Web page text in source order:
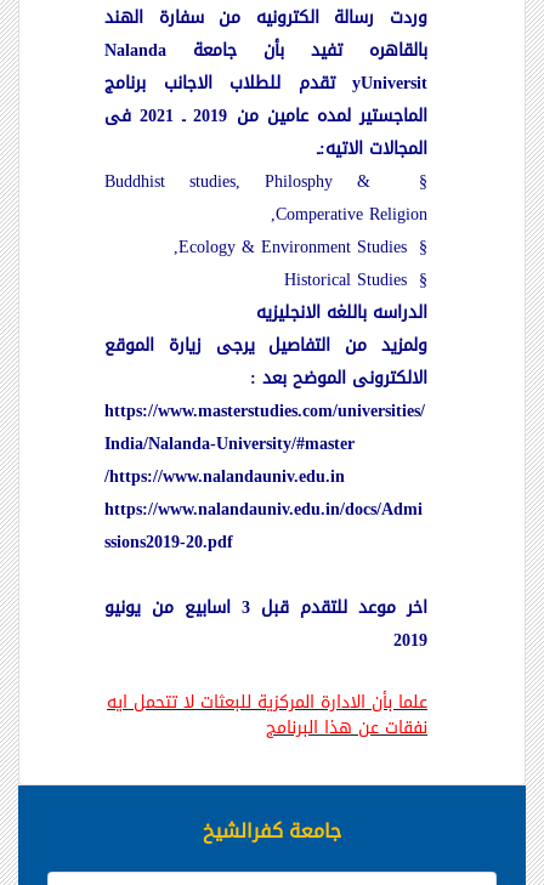
وردت رسالة الكترونيه من سفارة الهند
بالقاهره تفيد بأن جامعة Nalanda
Universit
y تقدم للطلاب الاجانب برنامج
الماجستير لمده عامين من 2019 ـ 2021 فى
المجالات الاتيه:ـ
§
Buddhist studies, Philosphy &
Comperative Religion,
§
Ecology & Environment Studies,
§
Historical Studies
الدراسه باللغه الانجليزيه
ولمزيد من التفاصيل يرجى زيارة الموقع
الالكترونى الموضح بعد :
https://www.masterstudies.com/universities/
India/Nalanda-University/#master
https://www.nalandauniv.edu.in/
https://www.nalandauniv.edu.in/docs/Admi
ssions2019-20.pdf
اخر موعد للتقدم قبل 3 اسابيع من يونيو
2019
علما بأن الادارة المركزية للبعثات لا تتحمل ايه
نفقات عن هذا البرنامج
جامعة كفرالشيخ